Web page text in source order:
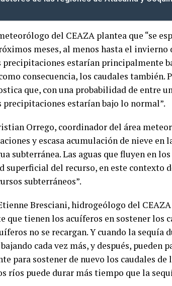
del CEAZA plantea que “se
meses, al menos hasta el invierno
precipitaciones estarían principalmente
consecuencia, los caudales
que, con una probabilidad de entre
precipitaciones estarían bajo lo normal”.
Orrego, coordinador del área
y escasa acumulación de nieve en
subterránea. Las aguas que fluyen en
del recurso, en este contexto
subterráneos”.
Bresciani, hidrogeólogo del
que tienen los acuíferos en sostener los
no se recargan. Y cuando la sequía
cada vez más, y después, pueden
para sostener de nuevo los caudales
ríos puede durar más tiempo que la